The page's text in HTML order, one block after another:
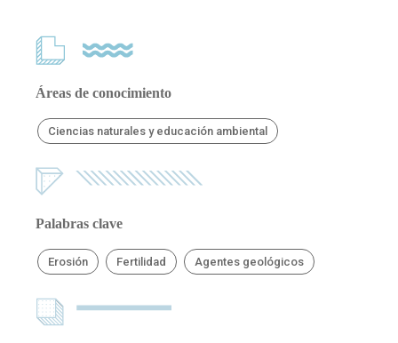
Áreas de conocimiento
Ciencias naturales y educación ambiental
Palabras clave
Erosión Fertilidad Agentes geológicos